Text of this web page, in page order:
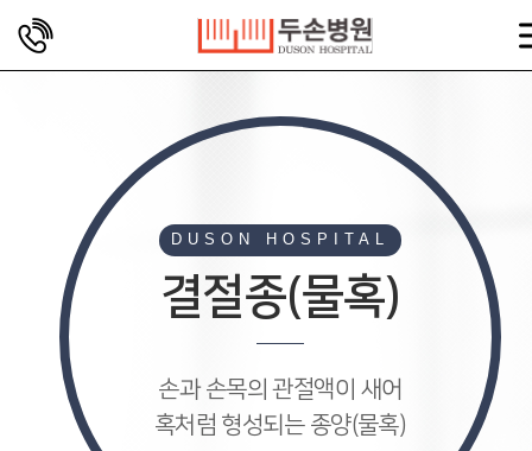
DUSON HOSPITAL
결절종(물혹)
손과 손목의 관절액이 새어
혹처럼 형성되는 종양(물혹)